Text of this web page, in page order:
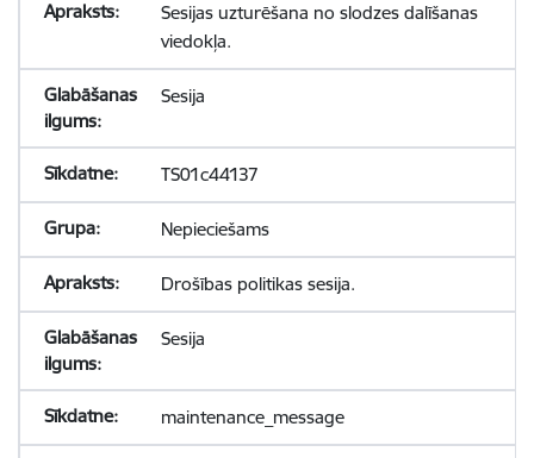
Sesijas uzturēšana no slodzes dalīšanas
viedokļa.
Sesija
TS01c44137
Nepieciešams
Drošības politikas sesija.
Sesija
maintenance_message